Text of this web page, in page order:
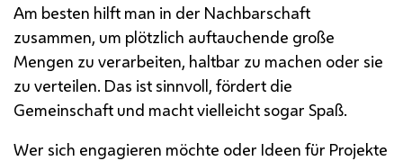
Am besten hilft man in der Nachbarschaft
zusammen, um plötzlich auftauchende große
Mengen zu verarbeiten, haltbar zu machen oder sie
zu verteilen. Das ist sinnvoll, fördert die
Gemeinschaft und macht vielleicht sogar Spaß.
Wer sich engagieren möchte oder Ideen für Projekte